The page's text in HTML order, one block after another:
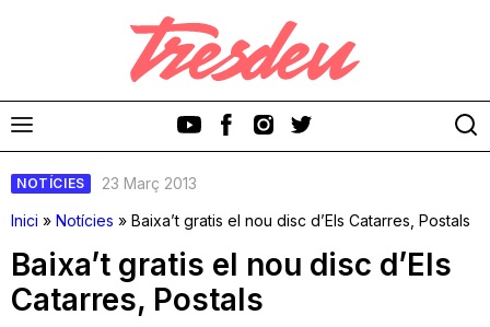
Discos
NOTÍCIES
23 Març 2013
Inici » Notícies » Baixa’t gratis el nou disc d’Els Catarres, Postals
Baixa’t gratis el nou disc d’Els
Catarres, Postals